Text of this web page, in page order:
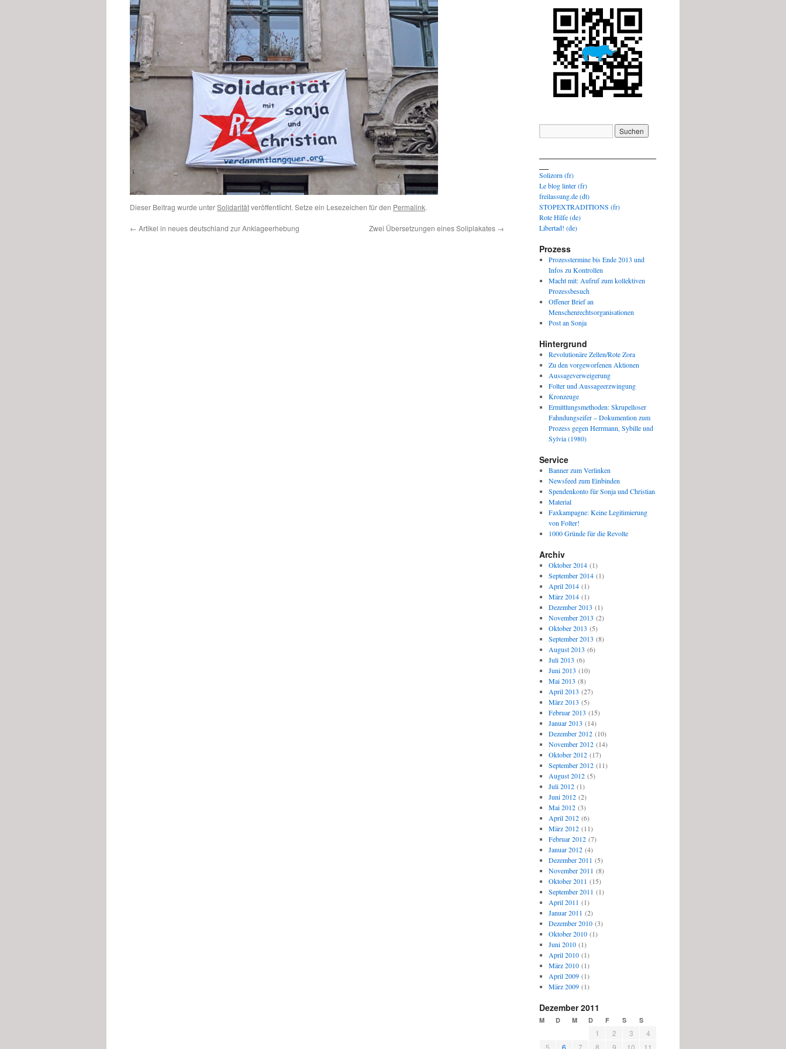
Dieser Beitrag wurde unterSolidaritätveröffentlicht. Setze ein Lesezeichen für den Permalink.
← Artikel in neues deutschland zur Anklageerhebung Zwei Übersetzungen eines Soliplakates →
Solizorn (fr)
Le blog linter (fr)
freilassung.de (dt)
STOPEXTRADITIONS (fr)
Rote Hilfe (de)
Libertad! (de)
Prozess
Prozesstermine bis Ende 2013 und
Infos zu Kontrollen
Macht mit: Aufruf zum kollektiven
Prozessbesuch
Offener Brief an
Menschenrechtsorganisationen
Post an Sonja
Hintergrund
Revolutionäre Zellen/Rote Zora
Zu den vorgeworfenen Aktionen
Aussageverweigerung
Folter und Aussageerzwingung
Kronzeuge
Ermittlungsmethoden: Skrupelloser
Fahndungseifer – Dokumention zum
Prozess gegen Herrmann, Sybille und
Sylvia (1980)
Service
Banner zum Verlinken
Newsfeed zum Einbinden
Spendenkonto für Sonja und Christian
Material
Faxkampagne: Keine Legitimierung
von Folter!
1000 Gründe für die Revolte
Archiv
Oktober 2014(1)
September 2014(1)
April 2014(1)
März 2014(1)
Dezember 2013 (1)
November 2013 (2)
Oktober 2013 (5)
September 2013 (8)
August 2013 (6)
Juli 2013 (6)
Juni 2013 (10)
Mai 2013 (8)
April 2013 (27)
März 2013 (5)
Februar 2013 (15)
Januar 2013 (14)
Dezember 2012(10)
November 2012(14)
Oktober 2012(17)
September 2012(11)
August 2012(5)
Juli 2012(1)
Juni 2012(2)
Mai 2012(3)
April 2012(6)
März 2012(11)
Februar 2012(7)
Januar 2012(4)
Dezember 2011 (5)
November 2011 (8)
Oktober 2011 (15)
September 2011 (1)
April 2011 (1)
Januar 2011 (2)
Dezember 2010(3)
Oktober 2010(1)
Juni 2010(1)
April 2010(1)
März 2010(1)
April 2009(1)
März 2009(1)
Dezember 2011
M D M D F S S
1 2 3
4
5
6 7 8 9 10 11